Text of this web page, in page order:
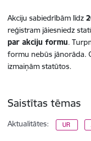
Akciju sabiedrībām līdz
reģistram jāiesniedz
par akciju formu.
formu nebūs jānorāda.
izmaiņām statūtos.
Saistītas tēmas
Aktualitātes: UR